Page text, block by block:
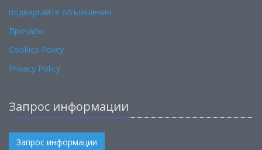
подвергайте объявления
Причалы
Cookies Policy
Privacy Policy
Запрос информации
Запрос информации